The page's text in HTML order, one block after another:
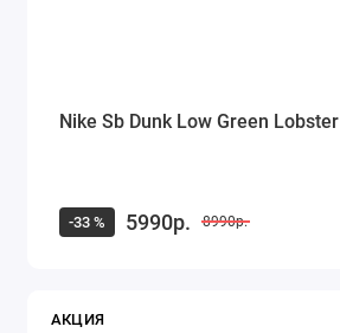
Nike Sb Dunk Low Green Lobster
-33 % 5990р. 8990р.
АКЦИЯ